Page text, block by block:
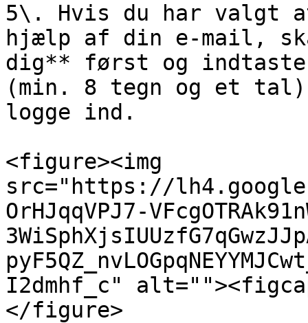
5\. Hvis du har valgt
hjælp af din e-mail,
dig** først og indtaste
(min. 8 tegn og et
logge ind.
<figure><img
src="https://
OrHJqqVPJ7-
I2dmhf_c"
</figure>